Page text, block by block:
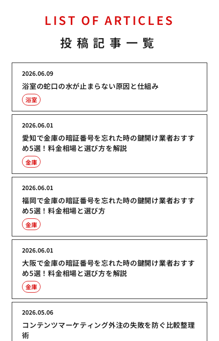
LIST OF ARTICLES
投稿記事一覧
浴室の蛇口の水が止まらない原因と仕組み
2026.06.09
浴室
愛知で金庫の暗証番号を忘れた時の鍵開け業者おすす
め5選！料金相場と選び方を解説
2026.06.01
金庫
福岡で金庫の暗証番号を忘れた時の鍵開け業者おすす
め5選！料金相場と選び方
2026.06.01
金庫
大阪で金庫の暗証番号を忘れた時の鍵開け業者おすす
め5選！料金相場と選び方を解説
2026.06.01
金庫
コンテンツマーケティング外注の失敗を防ぐ比較整理
術
2026.05.06